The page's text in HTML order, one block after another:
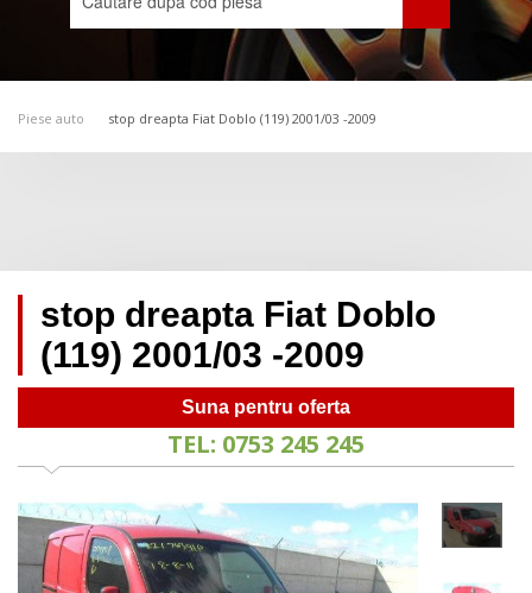
Piese auto stop dreapta Fiat Doblo (119) 2001/03 -2009
stop dreapta Fiat Doblo
(119) 2001/03 -2009
Suna pentru oferta
TEL: 0753 245 245